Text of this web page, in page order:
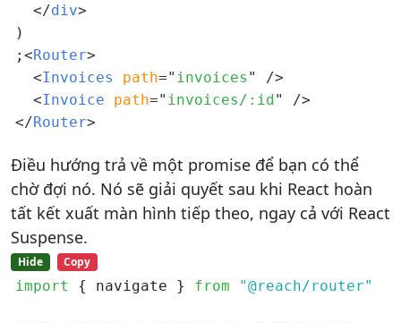
</div>
)
; <Router>
<Invoices path=" invoices "
/>
<Invoice path=" invoices/:id"
/>
</Router>
Điều hướng trả về một promise để bạn có thể
chờ đợi nó. Nó sẽ giải quyết sau khi React hoàn
tất kết xuất màn hình tiếp theo, ngay cả với React
Suspense.
Hide Copy
import { navigate } from "@reach/router"